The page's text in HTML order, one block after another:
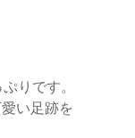
りです。
い足跡を